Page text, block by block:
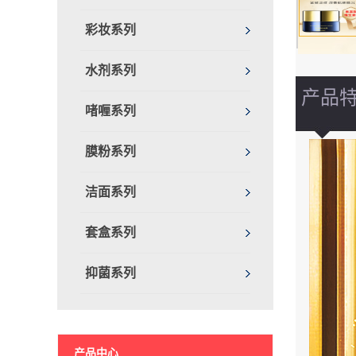
彩妆系列
水剂系列
啫喱系列
膜粉系列
洁面系列
套盒系列
抑菌系列
产品中心
产品